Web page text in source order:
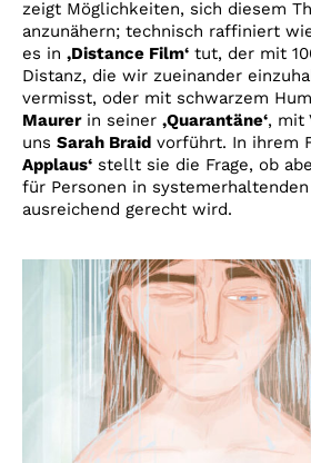
zeigt Möglichkeiten, sich diesem
anzunähern; technisch raffiniert
es in ‚Distance Film‘ tut, der mit
Distanz, die wir zueinander
vermisst, oder mit schwarzem
Maurerin seiner ‚Quarantäne‘, mit
uns Sarah Braid vorführt. In ihrem
Applaus‘ stellt sie die Frage, ob
für Personen in
ausreichend gerecht wird.